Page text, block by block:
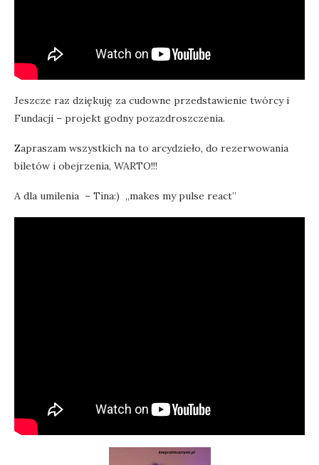
Jeszcze raz dziękuję za cudowne przedstawienie twórcy i
Fundacji – projekt godny pozazdroszczenia.
Zapraszam wszystkich na to arcydzieło, do rezerwowania
biletów i obejrzenia, WARTO!!!
A dla umilenia – Tina:) „makes my pulse react”